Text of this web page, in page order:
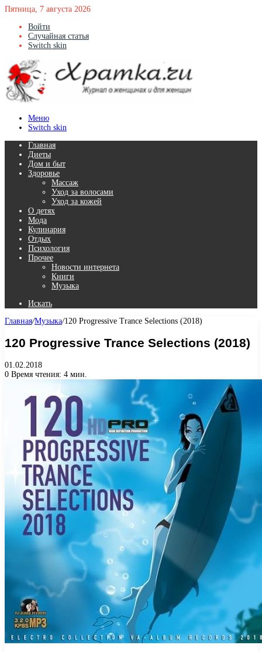
Пятница, 7 августа 2026
Войти
Случайная статья
Switch skin
Меню
Switch skin
Главная
Диеты
Дом и быт
Здоровье
Массаж
Уход за волосами
Уход за кожей
О детях
Мода
Кулинария
Отдых
Психология
Прочее
Новости интернета
Книги
Музыка
Искать
Главная/Музыка/120 Progressive Trance Selections (2018)
120 Progressive Trance Selections (2018)
01.02.2018
0 Время чтения: 4 мин.